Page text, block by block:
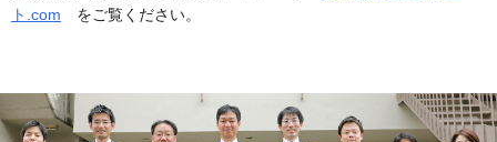
ト.com をご覧ください。